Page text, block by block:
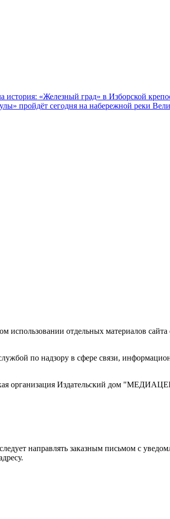
история: «Железный град» в Изборской
пройдёт сегодня на набережной реки
использовании отдельных материалов
по надзору в сфере связи,
организация Издательский дом
направлять заказным письмом с